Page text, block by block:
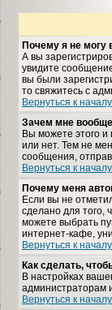
Почему я не могу
А вы
увидите
вы были
то свяжитесь с
Вернуться к началу
Зачем мне
Вы можете этого и
или нет. Тем не
сообщения,
Вернуться к началу
Почему меня
Если вы не
сделано для того,
можете выбрать
интернет-кафе,
Вернуться к началу
Как сделать,
В настройках
администраторам
Вернуться к началу